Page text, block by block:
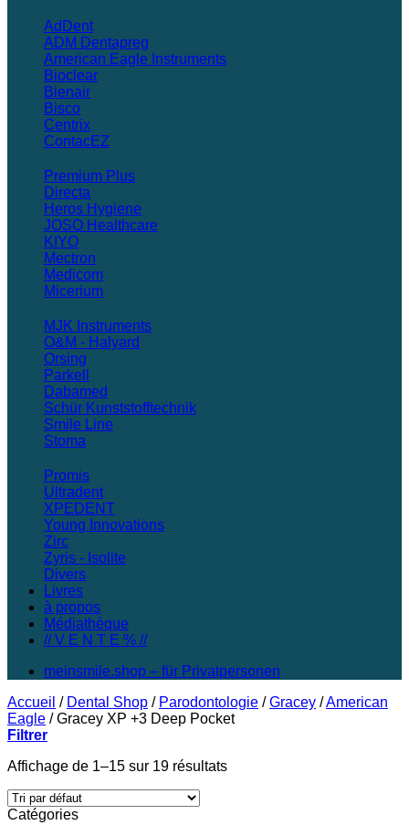
AdDent
ADM Dentapreg
American Eagle Instruments
Bioclear
Bienair
Bisco
Centrix
ContacEZ
Premium Plus
Directa
Heros Hygiene
JOSO Healthcare
KIYO
Mectron
Medicom
Micerium
MJK Instruments
O&M - Halyard
Orsing
Parkell
Dabamed
Schür Kunststofftechnik
Smile Line
Stoma
Promis
Ultradent
XPEDENT
Young Innovations
Zirc
Zyris - Isolite
Divers
Livres
à propos
Médiathèque
// V E N T E % //
meinsmile.shop – für Privatpersonen
Accueil / Dental Shop / Parodontologie / Gracey /American
Eagle /Gracey XP +3 Deep Pocket
Filtrer
Affichage de 1–15 sur 19 résultats
Catégories